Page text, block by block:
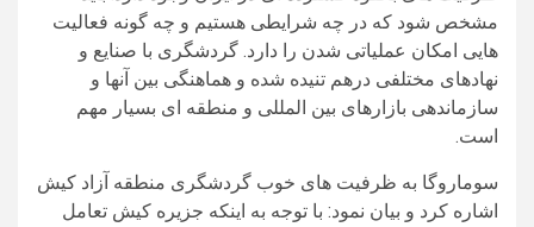
مشخص شود که در چه شرایطی هستیم و چه گونه فعالیت
هایی امکان عملیاتی شدن را دارد. گردشگری با صنایع و
نهادهای مختلفی درهم تنیده شده و هماهنگی بین آنها و
سازماندهی بازارهای بین المللی و منطقه ای بسیار مهم
است.
سوماروگا به ظرفیت های خوب گردشگری منطقه آزاد کیش
اشاره کرد و بیان نمود: با توجه به اینکه جزیره کیش تعامل